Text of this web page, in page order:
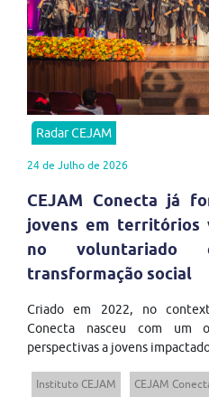
Radar CEJAM
24 de Julho de 2026
CEJAM Conecta já
jovens em territórios
no voluntariado
transformação social
Criado em 2022, no
Conecta nasceu com um
perspectivas a jovens
Instituto CEJAM CEJAM